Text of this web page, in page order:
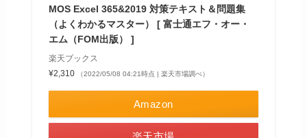
MOS Excel 365&2019 対策テキスト＆問題集
（よくわかるマスター） [ 富士通エフ・オー・
エム（FOM出版） ]
楽天ブックス
¥2,310
（2022/05/08 04:21時点 | 楽天市場調べ）
Amazon